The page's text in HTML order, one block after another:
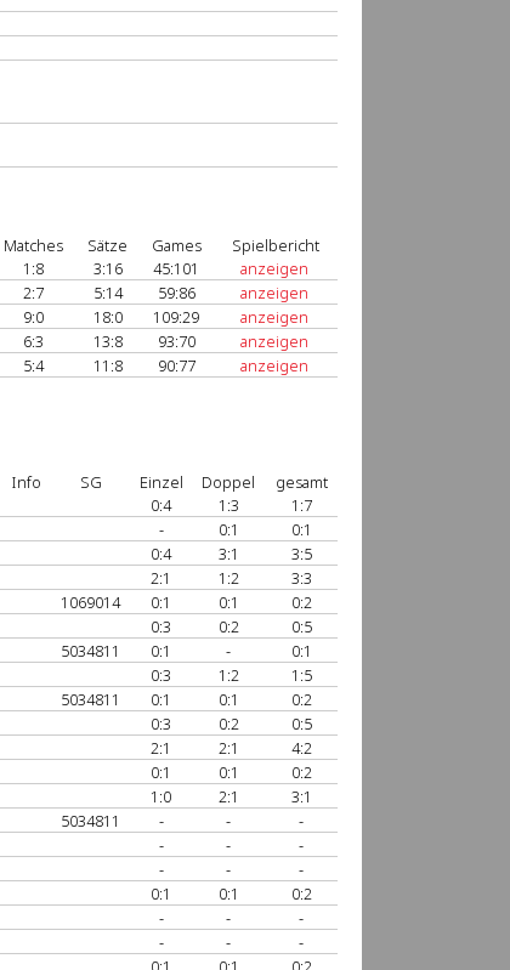
Matches Sätze Games
Spielbericht
1:8 3:16 45:101
anzeigen
2:7 5:14 59:86
anzeigen
9:0 18:0 109:29
anzeigen
6:3 13:8 93:70
anzeigen
5:4 11:8 90:77 anzeigen
Info SG Einzel Doppel
gesamt
0:4 1:3
1:7
- 0:1
0:1
0:4 3:1
3:5
2:1 1:2
3:3
1069014 0:1 0:1
0:2
0:3 0:2
0:5
5034811 0:1 -
0:1
0:3 1:2
1:5
5034811 0:1 0:1
0:2
0:3 0:2
0:5
2:1 2:1
4:2
0:1 0:1
0:2
1:0 2:1
3:1
5034811 - -
-
- -
-
- -
-
0:1 0:1
0:2
- -
-
- -
-